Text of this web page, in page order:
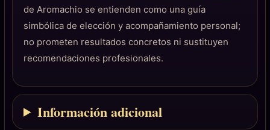
de Aromachio se entienden como una guía
simbólica de elección y acompañamiento personal;
no prometen resultados concretos ni sustituyen
recomendaciones profesionales.
Información adicional